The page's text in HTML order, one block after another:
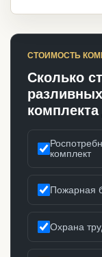
СТОИМОСТЬ
Сколько
комплект
Пожарная
Охрана